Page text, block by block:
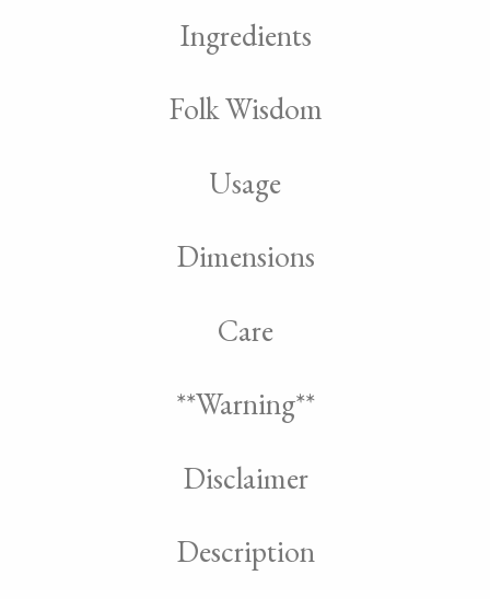
Ingredients
Folk Wisdom
Usage
Dimensions
Care
**Warning**
Disclaimer
Description